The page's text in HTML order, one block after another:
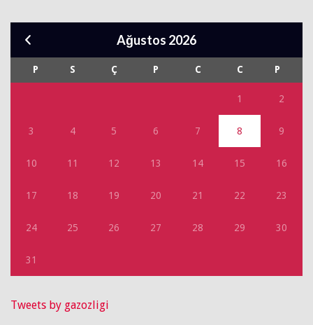
Ağustos 2026
P S Ç P C C P
1 2
3 4 5 6 7 8 9
10 11 12 13 14 15 16
17 18 19 20 21 22 23
24 25 26 27 28 29 30
31
Tweets by gazozligi